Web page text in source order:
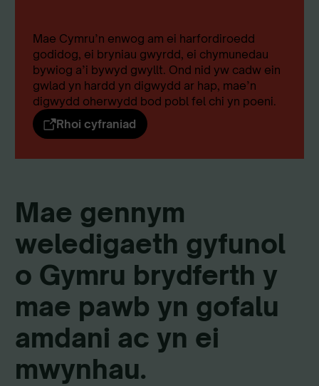
Mae Cymru’n enwog am ei harfordiroedd
godidog, ei bryniau gwyrdd, ei chymunedau
bywiog a’i bywyd gwyllt. Ond nid yw cadw ein
gwlad yn hardd yn digwydd ar hap, mae’n
digwydd oherwydd bod pobl fel chi yn poeni.
Rhoi cyfraniad
Mae gennym
weledigaeth gyfunol
o Gymru brydferth y
mae pawb yn gofalu
amdani ac yn ei
mwynhau.